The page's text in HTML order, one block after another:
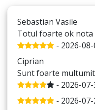
Sebastian Vasile
Totul foarte ok nota
- 2026-
Ciprian
Sunt foarte
- 2026-
- 2026-